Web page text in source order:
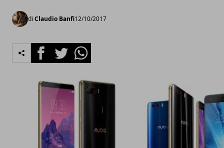
di Claudio Banfi12/10/2017
FacebookTwitterWhatsapp